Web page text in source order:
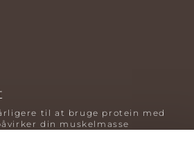
til at bruge protein med
din muskelmasse